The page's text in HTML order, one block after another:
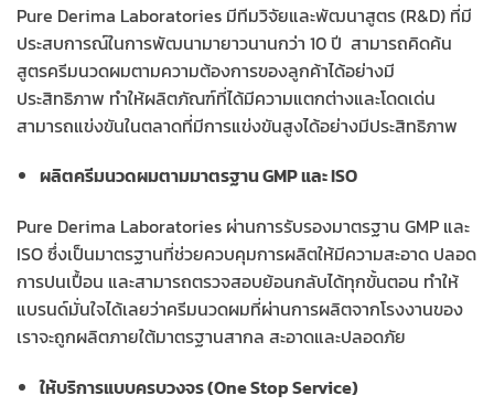
Pure Derima Laboratories มีทีมวิจัยและพัฒนาสูตร (R&D) ที่มี
ประสบการณ์ในการพัฒนามายาวนานกว่า 10 ปี สามารถคิดค้น
สูตรครีมนวดผมตามความต้องการของลูกค้าได้อย่างมี
ประสิทธิภาพ ทำให้ผลิตภัณฑ์ที่ได้มีความแตกต่างและโดดเด่น
สามารถแข่งขันในตลาดที่มีการแข่งขันสูงได้อย่างมีประสิทธิภาพ
ผลิตครีมนวดผมตามมาตรฐาน GMP และ ISO
Pure Derima Laboratories ผ่านการรับรองมาตรฐาน GMP และ
ISO ซึ่งเป็นมาตรฐานที่ช่วยควบคุมการผลิตให้มีความสะอาด ปลอด
การปนเปื้อน และสามารถตรวจสอบย้อนกลับได้ทุกขั้นตอน ทำให้
แบรนด์มั่นใจได้เลยว่าครีมนวดผมที่ผ่านการผลิตจากโรงงานของ
เราจะถูกผลิตภายใต้มาตรฐานสากล สะอาดและปลอดภัย
ให้บริการแบบครบวงจร (One Stop Service)